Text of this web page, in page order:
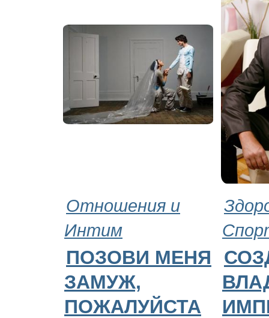
Отношения и
Интим
ПОЗОВИ МЕНЯ
ЗАМУЖ,
ПОЖАЛУЙСТА